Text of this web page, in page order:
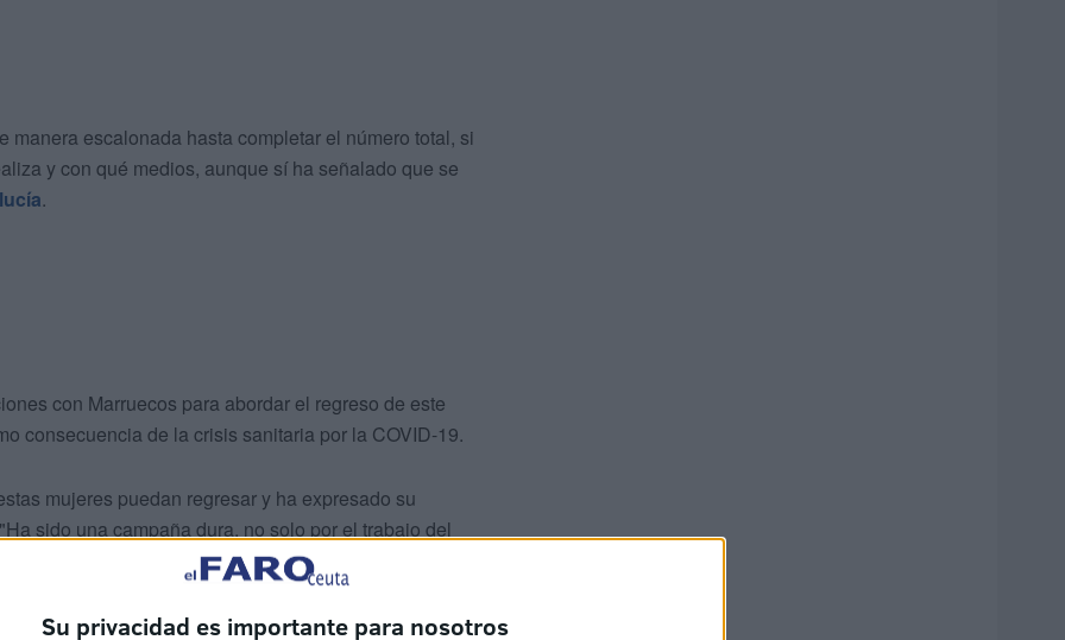
Su privacidad es importante para nosotros
escalonada hasta completar el número total, si
y con qué medios, aunque sí ha señalado que se
.
con Marruecos para abordar el regreso de este
consecuencia de la crisis sanitaria por la COVID-19.
mujeres puedan regresar y ha expresado su
sido una campaña dura, no solo por el trabajo del
unido las dos cuestiones".